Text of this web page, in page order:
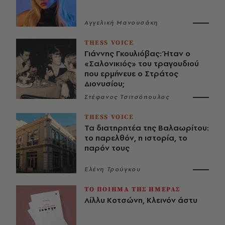
Αγγελική Μανουσάκη
THESS VOICE
Γιάννης Γκουλιόβας: Ήταν ο
«Σαλονικιός» του τραγουδιού
που ερμήνευε ο Στράτος
Διονυσίου;
Στέφανος Τσιτσόπουλος
THESS VOICE
Τα διατηρητέα της Βαλαωρίτου:
το παρελθόν, η ιστορία, το
παρόν τους
Ελένη Τρούγκου
ΤΟ ΠΟΙΗΜΑ ΤΗΣ ΗΜΕΡΑΣ
Λίλλυ Κοτσώνη, Κλεινόν άστυ